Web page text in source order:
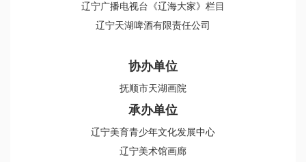
辽宁广播电视台《辽海大家》栏目
辽宁天湖啤酒有限责任公司
协办单位
抚顺市天湖画院
承办单位
辽宁美育青少年文化发展中心
辽宁美术馆画廊